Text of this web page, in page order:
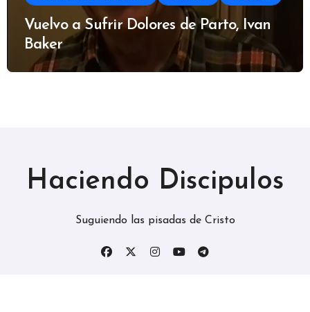
Vuelvo a Sufrir Dolores de Parto, Ivan
Baker
Haciendo Discipulos
Suguiendo las pisadas de Cristo